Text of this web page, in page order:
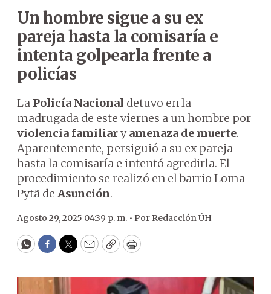
Un hombre sigue a su ex
pareja hasta la comisaría e
intenta golpearla frente a
policías
La Policía Nacional detuvo en la
madrugada de este viernes a un hombre por
violencia familiaryamenaza de muerte.
Aparentemente, persiguió a su ex pareja
hasta la comisaría e intentó agredirla. El
procedimiento se realizó en el barrio Loma
Pytã de Asunción.
Agosto 29, 2025 04:39 p. m. • Por Redacción ÚH
WhatsApp
Facebook
Twitter
EmailCopyPrint